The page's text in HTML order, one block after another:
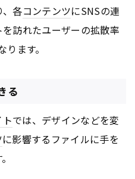
、各コンテンツにSNSの連
訪れたユーザーの拡散率
ます。
る
では、デザインなどを変
に影響するファイルに手を